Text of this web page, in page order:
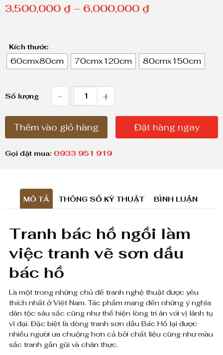
3,500,000 ₫ – 6,000,000 ₫K
ả
n
á
:
0
0
0
₫
Kích thước
60cmx80cm 70cmx120cm 80cmx150cm
Số lượng -
T
a
n
á
h
ồ
g
ồ
i
l
+
Thêm vào giỏ hàng Đặt hàng ngay
Gọi đặt mua: 0933 951 919
MÔ TẢ THÔNG SỐ KỸ THUẬT BÌNH LUẬN
Tranh bác hồ ngồi làm
việc tranh vẽ sơn dầu
bác hồ
Là một trong những chủ đề tranh nghệ thuật được yêu
thích nhất ở Việt Nam. Tác phẩm mang đến những ý nghĩa
dân tộc sâu sắc cũng như thể hiện lòng tri ân với vị lãnh tụ
vĩ đại. Đặc biệt là dòng tranh sơn dầu Bác Hồ lại được
nhiều người ưa chuộng hơn cả bởi chất liệu cũng như màu
sắc tranh gần gũi và chân thực.